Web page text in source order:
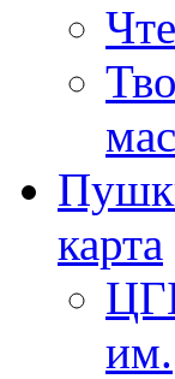
карта
им.